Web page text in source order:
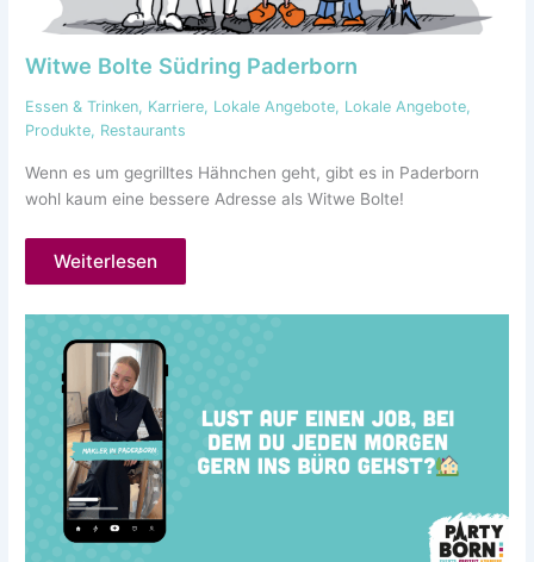
Witwe Bolte Südring Paderborn
Essen & Trinken, Karriere, Lokale Angebote, Lokale Angebote,
Produkte, Restaurants
Wenn es um gegrilltes Hähnchen geht, gibt es in Paderborn
wohl kaum eine bessere Adresse als Witwe Bolte!
Weiterlesen